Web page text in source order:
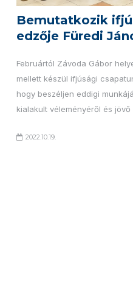
Bemutatkozik
edzője Füredi
Februártól Závoda Gábor
mellett készül ifjúsági
hogy beszéljen eddigi
kialakult véleményéről és
2022.10.19.